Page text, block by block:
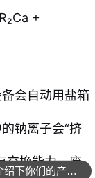
+
会自动用盐箱
钠离子会“挤
交换能力，废
可以介绍下你们的产品么